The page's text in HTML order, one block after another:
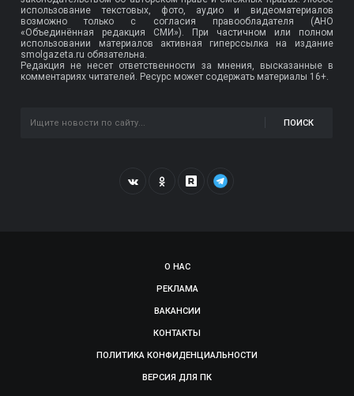
использование текстовых, фото, аудио и видеоматериалов
возможно только с согласия правообладателя (АНО
«Объединённая редакция СМИ»). При частичном или полном
использовании материалов активная гиперссылка на издание
smolgazeta.ru обязательна.
Редакция не несет ответственности за мнения, высказанные в
комментариях читателей. Ресурс может содержать материалы 16+.
ПОИСК
О НАС
РЕКЛАМА
ВАКАНСИИ
КОНТАКТЫ
ПОЛИТИКА КОНФИДЕНЦИАЛЬНОСТИ
ВЕРСИЯ ДЛЯ ПК